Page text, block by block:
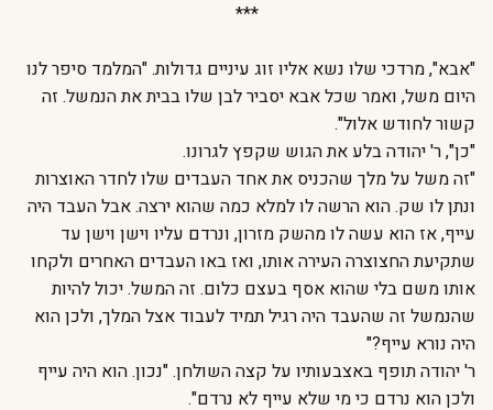
***
"אבא", מרדכי שלו נשא אליו זוג עיניים גדולות. "המלמד סיפר לנו
היום משל, ואמר שכל אבא יסביר לבן שלו בבית את הנמשל. זה
קשור לחודש אלול".
"כן", ר' יהודה בלע את הגוש שקפץ לגרונו.
"זה משל על מלך שהכניס את אחד העבדים שלו לחדר האוצרות
ונתן לו שק. הוא הרשה לו למלא כמה שהוא ירצה. אבל העבד היה
עייף, אז הוא עשה לו מהשק מזרון, ונרדם עליו וישן וישן עד
שתקיעת החצוצרה העירה אותו, ואז באו העבדים האחרים ולקחו
אותו משם בלי שהוא אסף בעצם כלום. זה המשל. יכול להיות
שהנמשל זה שהעבד היה רגיל תמיד לעבוד אצל המלך, ולכן הוא
היה נורא עייף?"
ר' יהודה תופף באצבעותיו על קצה השולחן. "נכון. הוא היה עייף
ולכן הוא נרדם כי מי שלא עייף לא נרדם".